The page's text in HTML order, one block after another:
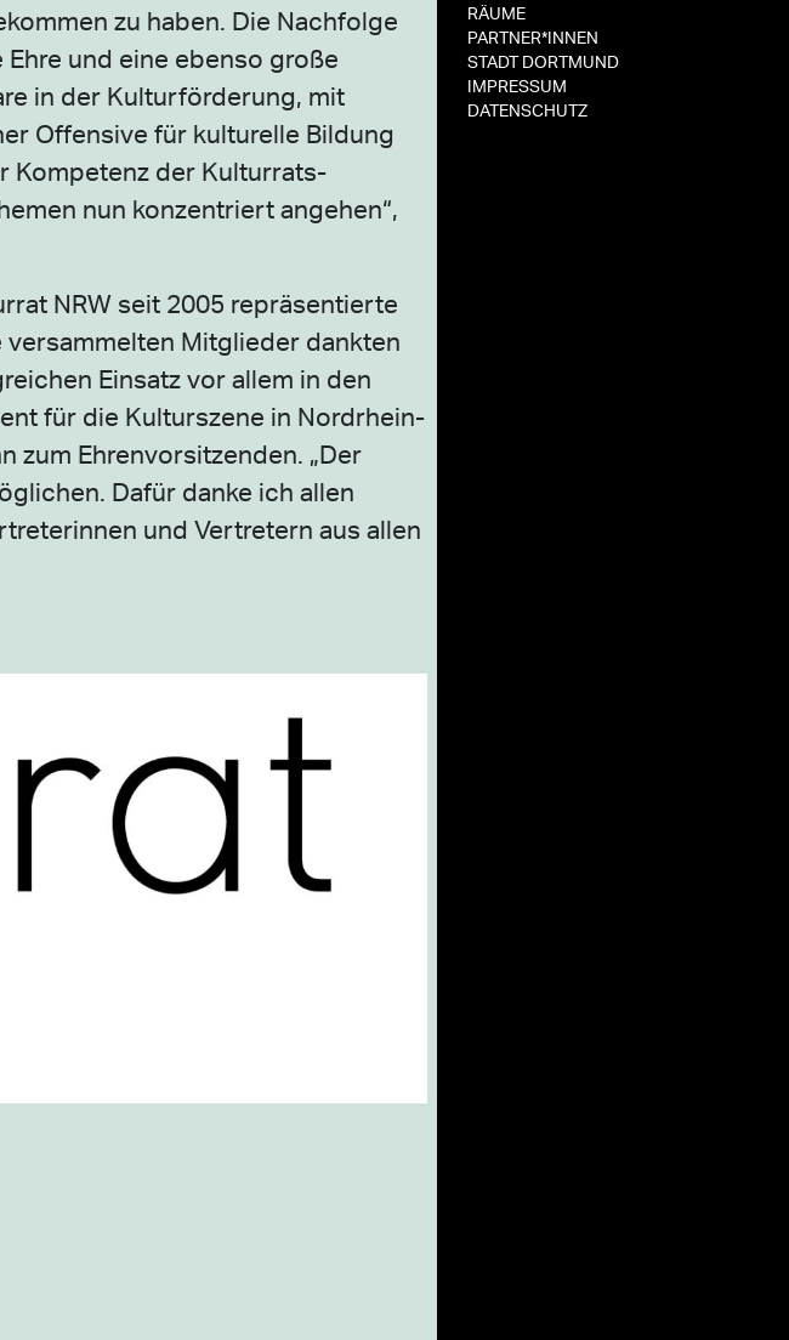
RÄUME
PARTNER*INNEN
STADT DORTMUND
IMPRESSUM
DATENSCHUTZ
zu haben. Die Nachfolge
und eine ebenso große
in der Kulturförderung, mit
Offensive für kulturelle Bildung
Kompetenz der Kulturrats-
nun konzentriert angehen“,
NRW seit 2005 repräsentierte
Mitglieder dankten
Einsatz vor allem in den
für die Kulturszene in Nordrhein-
zum Ehrenvorsitzenden. „Der
Dafür danke ich allen
und Vertretern aus allen